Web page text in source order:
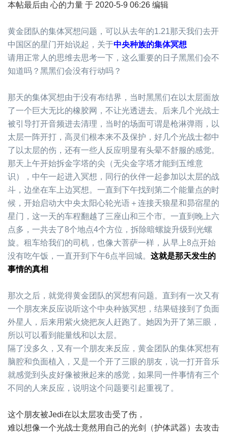
本帖最后由 心的力量 于 2020-5-9 06:26 编辑
黄金团队的集体冥想问题，可以从去年的1.21那天我们去开
中国区的星门开始说起，关于中央种族的集体冥想
请用正常人的思维去思考一下，这么重要的日子黑黑们会不
知道吗？黑黑们会没有行动吗？
那天的集体冥想由于没有布结界，当时黑黑们在以太层面放
了一个巨大无比的橡胶网，不让光透进去。后来几个光战士
被引导打开音频进去清理，当时的场面可谓是枪淋弹雨，以
太层一阵开打，高灵们根本来不及保护，好几个光战士都中
了以太层的伤，还有一些人反应明显有头晕不舒服的感觉。
那天上午开始拆金字塔的尖（无尖金字塔才能到五维意
识），中午一起进入冥想，同行的伙伴一起参加以太层的战
斗，边坐在车上边冥想。一直到下午找到第二个能量点的时
候，开始启动大中央太阳心轮光语＋连接天狼星和昴宿星的
星门，这一天的车程翻越了三座山和三个市。一直到晚上六
点多，一共去了8个地点4个方位，拆除暗螺旋升级到光螺
旋。租车给我们的司机，也像大菩萨一样，从早上8点开始
没有吃午饭，一直开到下午6点半回城。 这就是那天发生的
事情的真相
那次之后，就觉得黄金团队的冥想有问题。直到有一次又有
一个朋友来反应说听这个中央种族冥想，结果链接到了负面
外星人，后来用紫火烧把灰人赶跑了。她因为开了第三眼，
所以可以看到能量线和以太层。
隔了没多久，又有一个朋友来反应，黄金团队的集体冥想有
脑腔和负面植入，又是一个开了三眼的朋友，说一打开音乐
就感觉到头皮好像被揪起来的感觉，如果同一件事情有三个
不同的人来反应，说明这个问题要引起重视了。
这个朋友被Jedi在以太层攻击受了伤，
难以想像一个光战士竟然用自己的光剑（护体武器）去攻击